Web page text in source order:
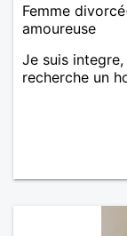
Femme
amoureuse
Je suis
recherche un